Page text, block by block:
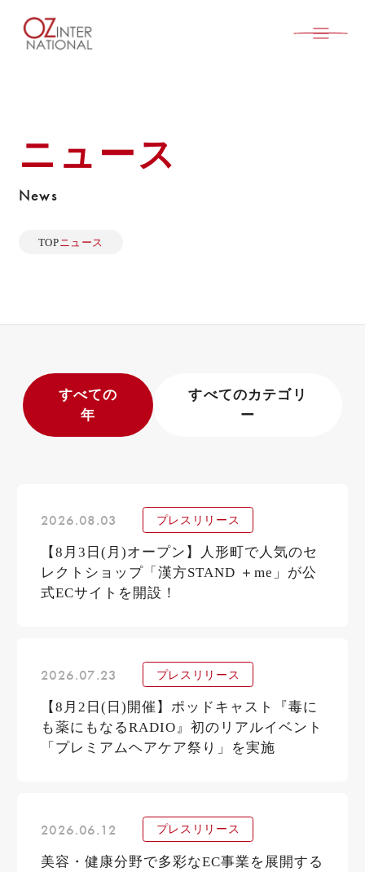
News
ニュース
TOP ニュース
すべての
年
すべてのカテゴリ
ー
2026.08.03 プレスリリース
【8月3日(月)オープン】人形町で人気のセ
レクトショップ「漢方STAND ＋me」が公
式ECサイトを開設！
2026.07.23 プレスリリース
【8月2日(日)開催】ポッドキャスト『毒に
も薬にもなるRADIO』初のリアルイベント
「プレミアムヘアケア祭り」を実施
2026.06.12 プレスリリース
美容・健康分野で多彩なEC事業を展開する